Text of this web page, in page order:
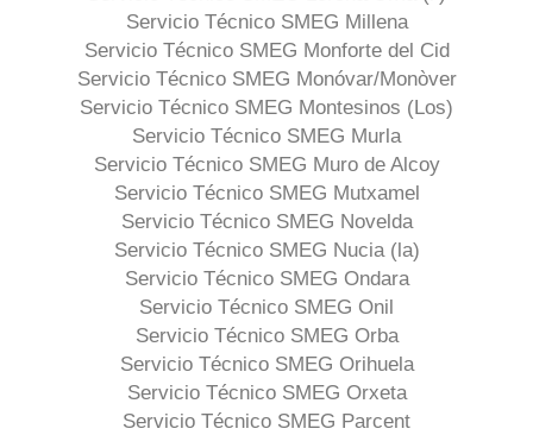
Servicio Técnico SMEG Millena
Servicio Técnico SMEG Monforte del Cid
Servicio Técnico SMEG Monóvar/Monòver
Servicio Técnico SMEG Montesinos (Los)
Servicio Técnico SMEG Murla
Servicio Técnico SMEG Muro de Alcoy
Servicio Técnico SMEG Mutxamel
Servicio Técnico SMEG Novelda
Servicio Técnico SMEG Nucia (la)
Servicio Técnico SMEG Ondara
Servicio Técnico SMEG Onil
Servicio Técnico SMEG Orba
Servicio Técnico SMEG Orihuela
Servicio Técnico SMEG Orxeta
Servicio Técnico SMEG Parcent